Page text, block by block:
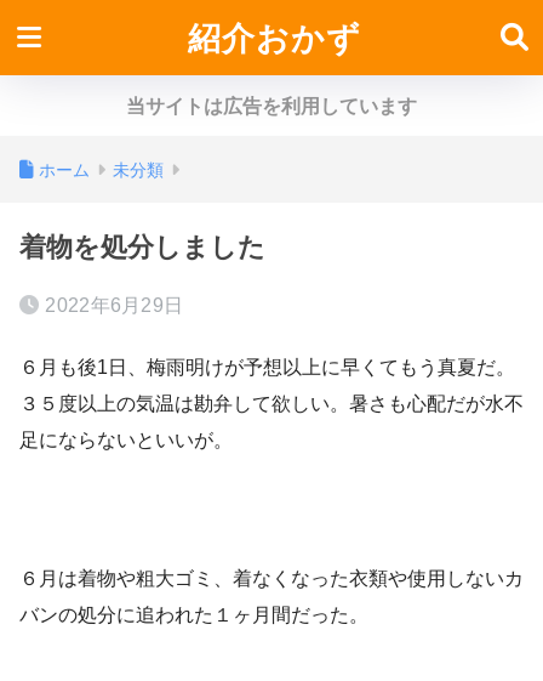
紹介おかず
当サイトは広告を利用しています
ホーム 未分類
着物を処分しました
2022年6月29日
６月も後1日、梅雨明けが予想以上に早くてもう真夏だ。
３５度以上の気温は勘弁して欲しい。暑さも心配だが水不
足にならないといいが。
６月は着物や粗大ゴミ、着なくなった衣類や使用しないカ
バンの処分に追われた１ヶ月間だった。